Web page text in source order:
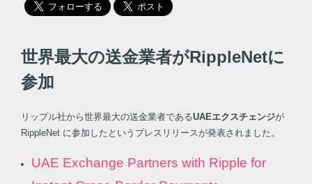
世界最大の送金業者がRippleNetに
参加
リップル社から世界最大の送金業者であるUAEエクスチェンジが
RippleNet に参加したというプレスリリースが発表されました。
UAE Exchange Partners with Ripple for